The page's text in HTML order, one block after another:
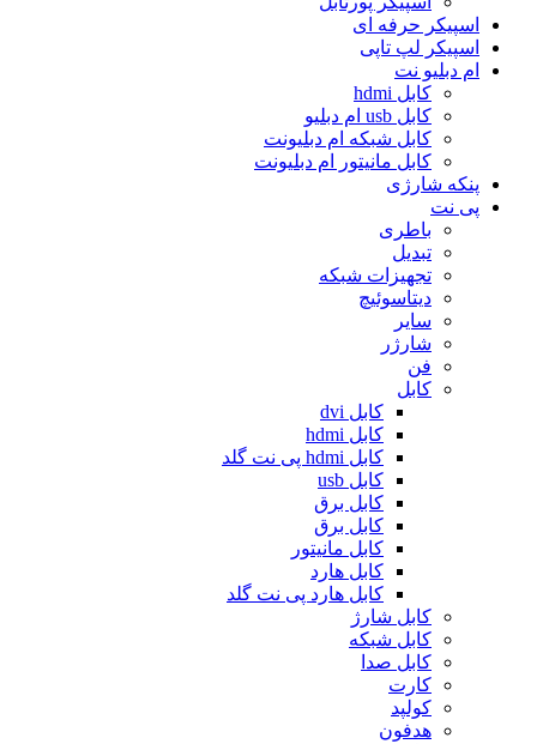
اسپیکر حرفه ای
اسپیکر لپ تاپی
ام دبلیو نت
کابل hdmi
کابل usb ام دبلیو
کابل شبکه ام دبلیونت
کابل مانیتور ام دبلیونت
پنکه شارژی
پی نت
باطری
تبدیل
تجهیزات شبکه
دیتاسوئیچ
سایر
شارژر
فن
کابل
کابل dvi
کابل hdmi
کابل hdmi پی نت گلد
کابل usb
کابل برق
کابل برق
کابل مانیتور
کابل هارد
کابل هارد پی نت گلد
کابل شارژ
کابل شبکه
کابل صدا
کارت
کولپد
هدفون